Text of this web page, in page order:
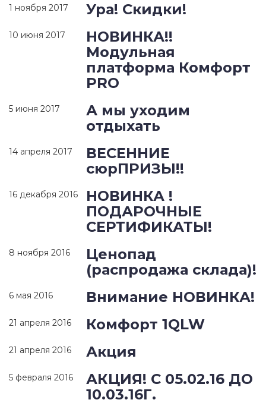
1 ноября 2017 Ура! Скидки!
10 июня 2017
НОВИНКА!!
Модульная
платформа Комфорт
PRO
5 июня 2017
А мы уходим
отдыхать
14 апреля 2017
ВЕСЕННИЕ
сюрПРИЗЫ!!
16 декабря 2016
НОВИНКА !
ПОДАРОЧНЫЕ
СЕРТИФИКАТЫ!
8 ноября 2016
Ценопад
(распродажа склада)!
6 мая 2016 Внимание НОВИНКА!
21 апреля 2016 Комфорт 1QLW
21 апреля 2016 Акция
5 февраля 2016
АКЦИЯ! С 05.02.16 ДО
10.03.16Г.